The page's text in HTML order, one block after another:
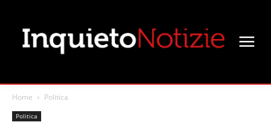
Home Politica
Politica